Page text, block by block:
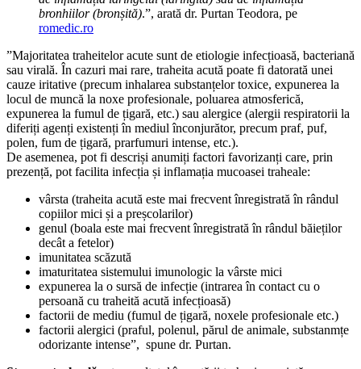
bronhiilor (bronșită).”, arată dr. Purtan Teodora, pe
romedic.ro
”Majoritatea traheitelor acute sunt de etiologie infecțioasă, bacteriană
sau virală. În cazuri mai rare, traheita acută poate fi datorată unei
cauze iritative (precum inhalarea substanțelor toxice, expunerea la
locul de muncă la noxe profesionale, poluarea atmosferică,
expunerea la fumul de țigară, etc.) sau alergice (alergii respiratorii la
diferiți agenți existenți în mediul înconjurător, precum praf, puf,
polen, fum de țigară, prarfumuri intense, etc.).
De asemenea, pot fi descriși anumiți factori favorizanți care, prin
prezență, pot facilita infecția și inflamația mucoasei traheale:
vârsta (traheita acută este mai frecvent înregistrată în rândul
copiilor mici și a preșcolarilor)
genul (boala este mai frecvent înregistrată în rândul băieților
decât a fetelor)
imunitatea scăzută
imaturitatea sistemului imunologic la vârste mici
expunerea la o sursă de infecție (intrarea în contact cu o
persoană cu traheită acută infecțioasă)
factorii de mediu (fumul de țigară, noxele profesionale etc.)
factorii alergici (praful, polenul, părul de animale, substanmțe
odorizante intense”, spune dr. Purtan.